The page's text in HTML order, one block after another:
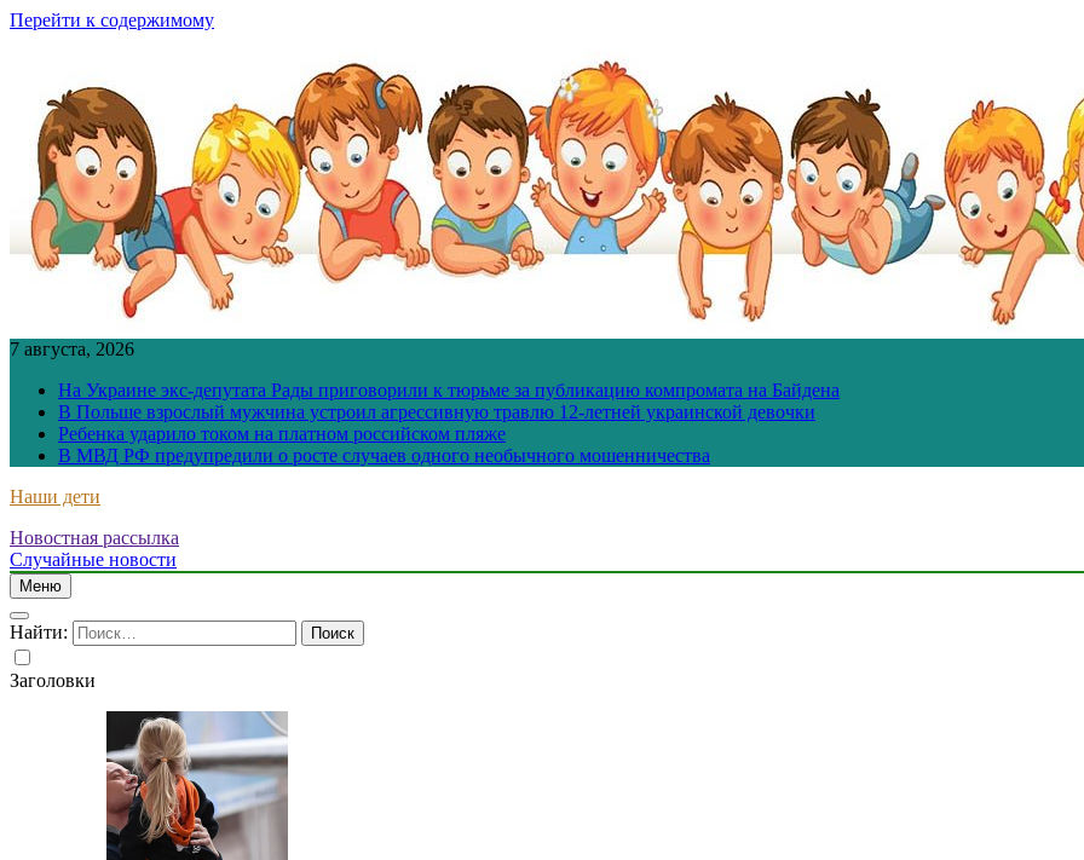
Перейти к содержимому
7 августа, 2026
На Украине экс-депутата Рады приговорили к тюрьме за публикацию компромата на Байдена
В Польше взрослый мужчина устроил агрессивную травлю 12-летней украинской девочки
Ребенка ударило током на платном российском пляже
В МВД РФ предупредили о росте случаев одного необычного мошенничества
Наши дети
Новостная рассылка
Случайные новости
Меню
Найти:
Заголовки